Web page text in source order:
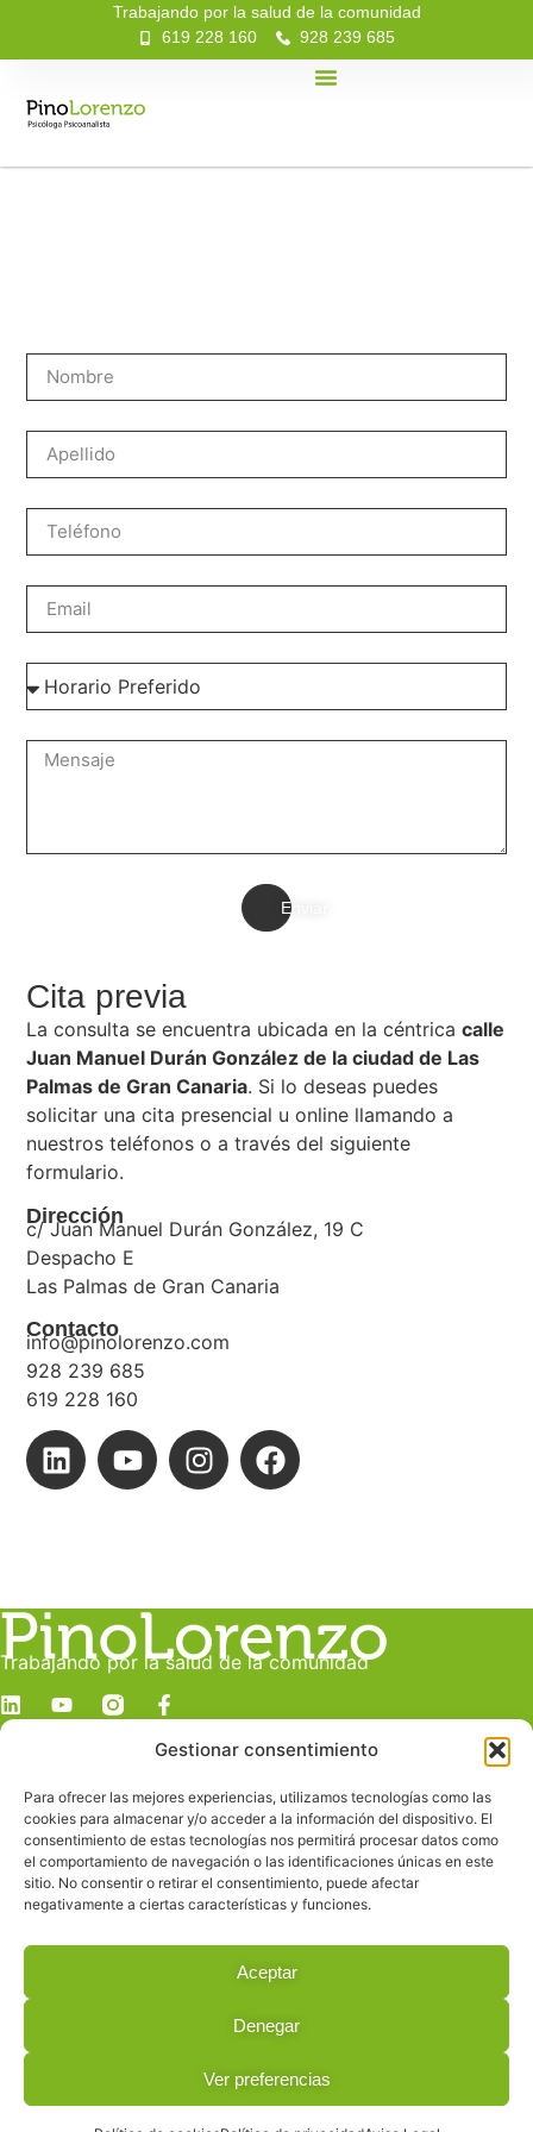
Gestionar consentimiento
Para ofrecer las mejores experiencias, utilizamos tecnologías como las
cookies para almacenar y/o acceder a la información del dispositivo. El
consentimiento de estas tecnologías nos permitirá procesar datos como
el comportamiento de navegación o las identificaciones únicas en este
sitio. No consentir o retirar el consentimiento, puede afectar
negativamente a ciertas características y funciones.
Aceptar
Denegar
Ver preferencias
Trabajando por la salud de la comunidad
619 228 160
928 239 685
Cita previa
La consulta se encuentra ubicada en la céntricacalle
Juan Manuel Durán González de la ciudad de Las
Palmas de Gran Canaria. Si lo deseas puedes
solicitar una cita presencial u online llamando a
nuestros teléfonos o a través del siguiente
formulario.
Dirección
c/ Juan Manuel Durán González, 19 C
Despacho E
Las Palmas de Gran Canaria
Contacto
info@pinolorenzo.com
928 239 685
619 228 160
Enviar
Trabajando por la salud de la comunidad
Despacho E
Las Palmas de Gran Canaria
Contacto
info@pinolorenzo.com
928 239 685
619 228 160